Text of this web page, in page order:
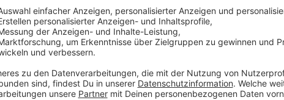
Studenten reichen Wasserflaschen für
Anzeige
Bei der Rückkehr droht aller Voraussicht nach
alle immer irgendwie mit Corona zu tun. Die